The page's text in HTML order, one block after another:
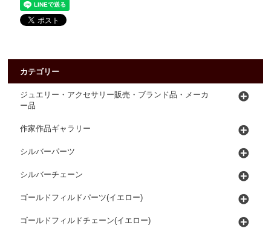
カテゴリー
ジュエリー・アクセサリー販売・ブランド品・メーカ
ー品
作家作品ギャラリー
シルバーパーツ
シルバーチェーン
ゴールドフィルドパーツ(イエロー)
ゴールドフィルドチェーン(イエロー)